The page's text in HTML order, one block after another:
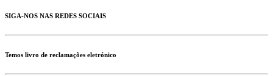
SIGA-NOS NAS REDES SOCIAIS
Temos livro de reclamações eletrónico